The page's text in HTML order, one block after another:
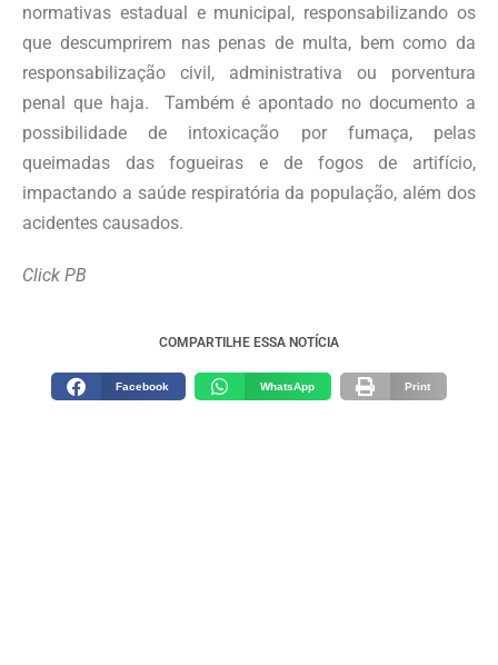
normativas estadual e municipal, responsabilizando os
que descumprirem nas penas de multa, bem como da
responsabilização civil, administrativa ou porventura
penal que haja. Também é apontado no documento a
possibilidade de intoxicação por fumaça, pelas
queimadas das fogueiras e de fogos de artifício,
impactando a saúde respiratória da população, além dos
acidentes causados.
Click PB
COMPARTILHE ESSA NOTÍCIA
Facebook WhatsApp Print